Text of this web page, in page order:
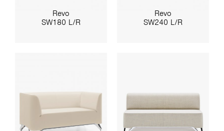
Revo
SW180 L/R
Revo
SW240 L/R